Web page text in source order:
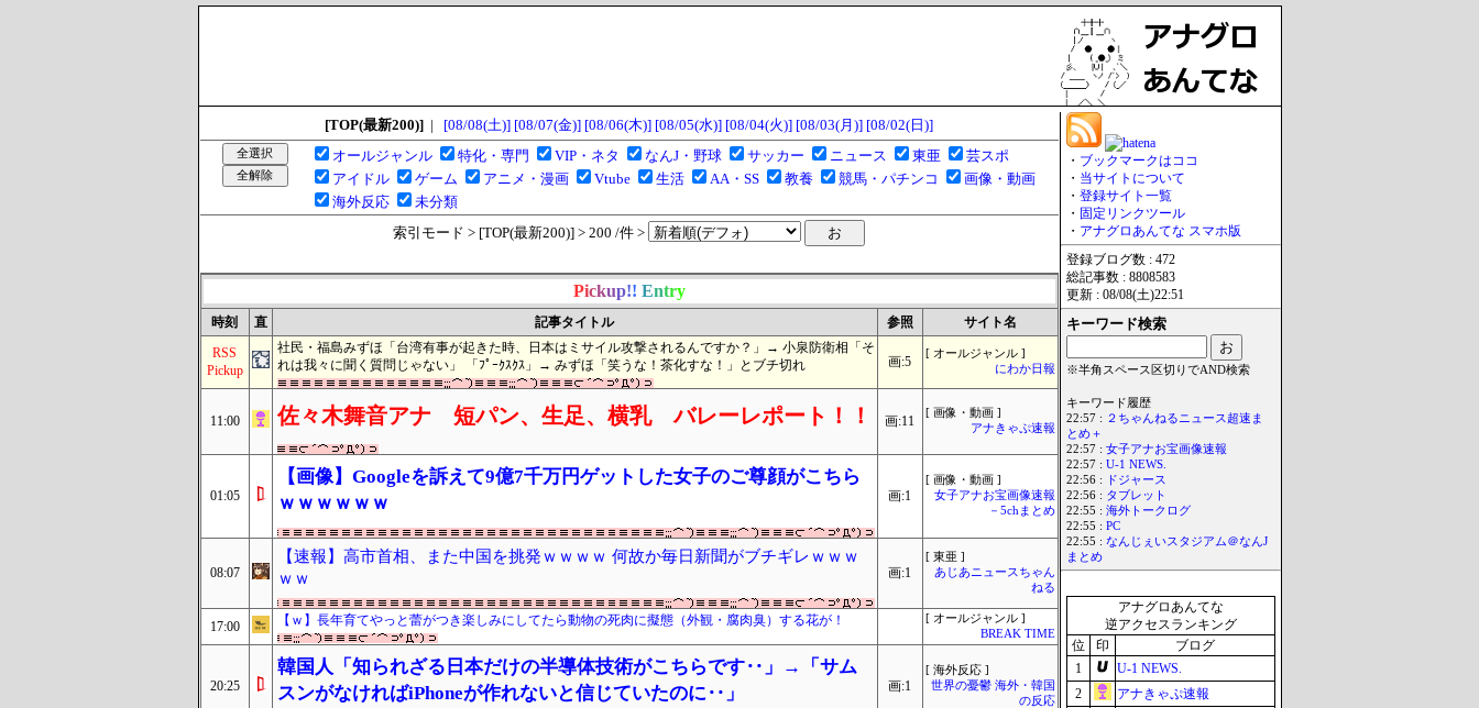
[TOP(最新200)] | [08/08(土)] [08/07(金)] [08/06(木)] [08/05(水)] [08/04(火)] [08/03(月)] [08/02(日)]
オールジャンル
特化・専門 VIP・ネタ なんJ・野球 サッカー ニュース 東亜
芸スポ
アイドル
ゲーム アニメ・漫画 Vtube 生活 AA・SS 教養 競馬・パチンコ
画像・動画
海外反応
未分類
索引モード > [TOP(最新200)] > 200 /件 >
Pickup!! Entry
時刻 直 記事タイトル 参照
サイト名
RSS
Pickup
社民・福島みずほ「台湾有事が起きた時、日本はミサイル攻撃されるんですか？」→ 小泉防衛相「そ
れは我々に聞く質問じゃない」 「ﾌﾟｰｸｽｸｽ」→ みずほ「笑うな！茶化すな！」とブチ切れ
画:5
[ オールジャンル ]
にわか日報
11:00 佐々木舞音アナ 短パン、生足、横乳 バレーレポート！！ 画:11
[ 画像・動画 ]
アナきゃぷ速報
01:05
【画像】Googleを訴えて9億7千万円ゲットした女子のご尊顔がこちら
ｗｗｗｗｗｗ
画:1
[ 画像・動画 ]
女子アナお宝画像速報
－5chまとめ
08:07
【速報】高市首相、また中国を挑発ｗｗｗｗ 何故か毎日新聞がブチギレｗｗｗ
ｗｗ
画:1
[ 東亜 ]
あじあニュースちゃん
ねる
17:00 【ｗ】長年育てやっと蕾がつき楽しみにしてたら動物の死肉に擬態（外観・腐肉臭）する花が！
[ オールジャンル ]
BREAK TIME
20:25
韓国人「知られざる日本だけの半導体技術がこちらです‥」→「サム
スンがなければiPhoneが作れないと信じていたのに‥」
画:1
[ 海外反応 ]
世界の憂鬱 海外・韓国
の反応
・ ブックマークはココ
・ 当サイトについて
・ 登録サイト一覧
・ 固定リンクツール
・ アナグロあんてな スマホ版
登録ブログ数 : 472
総記事数 : 8808583
更新 : 08/08(土)22:51
キーワード検索
※半角スペース区切りでAND検索
キーワード履歴
22:57 :
２ちゃんねるニュース超速ま
とめ＋
22:57 : 女子アナお宝画像速報
22:57 : U-1 NEWS.
22:56 :
ドジャース
22:56 : タブレット
22:55 : 海外トークログ
22:55 : PC
22:55 : なんじぇいスタジアム＠なんJ
まとめ
アナグロあんてな
逆アクセスランキング
位
印
ブログ
1
U-1 NEWS.
2
アナきゃぷ速報